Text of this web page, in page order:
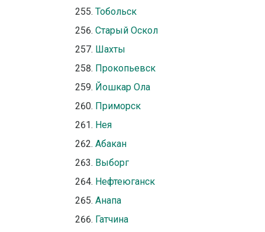
Тобольск
Старый Оскол
Шахты
Прокопьевск
Йошкар Ола
Приморск
Нея
Абакан
Выборг
Нефтеюганск
Анапа
Гатчина